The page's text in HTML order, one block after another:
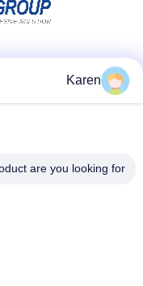
Karen
are you looking for?